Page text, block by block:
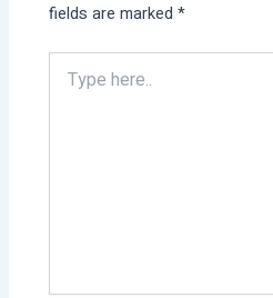
fields are marked*
Type
here..